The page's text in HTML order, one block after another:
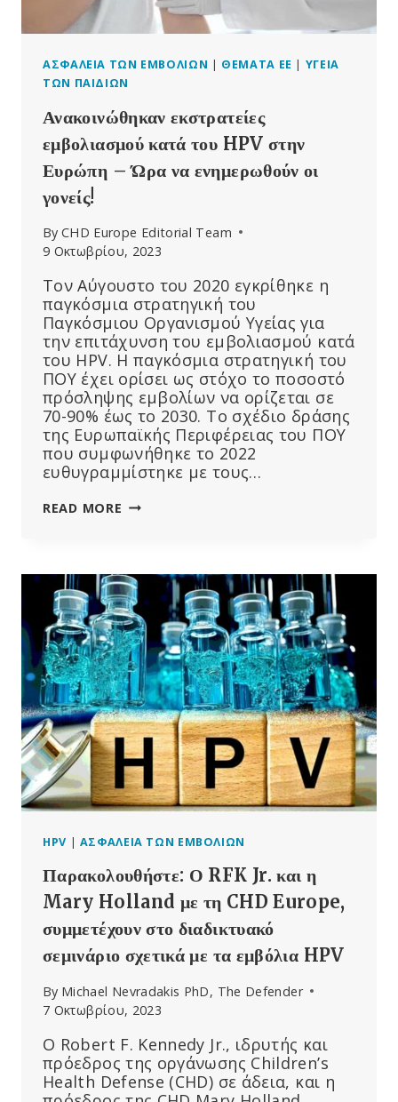
ΑΛΛΆ
ΜΈΣΑ
ΜΑΖΙΚΉΣ
ΔΊΝΟΥΝ
ΠΑΡΑΠΛΑΝΗΤΙΚΉ
ΣΤΑ
ΜΕΛΈΤΗΣ
ΑΣΦΆΛΕΙΑ ΤΩΝ ΕΜΒΟΛΊΩΝ | ΘΈΜΑΤΑ ΕΕ | ΥΓΕΊΑ
ΤΩΝ ΠΑΙΔΙΏΝ
Ανακοινώθηκαν εκστρατείες
εμβολιασμού κατά του HPV στην
Ευρώπη – Ώρα να ενημερωθούν οι
γονείς!
By CHD Europe Editorial Team
9 Οκτωβρίου, 2023
Τον Αύγουστο του 2020 εγκρίθηκε η
παγκόσμια στρατηγική του
Παγκόσμιου Οργανισμού Υγείας για
την επιτάχυνση του εμβολιασμού κατά
του HPV. Η παγκόσμια στρατηγική του
ΠΟΥ έχει ορίσει ως στόχο το ποσοστό
πρόσληψης εμβολίων να ορίζεται σε
70-90% έως το 2030. Το σχέδιο δράσης
της Ευρωπαϊκής Περιφέρειας του ΠΟΥ
που συμφωνήθηκε το 2022
ευθυγραμμίστηκε με τους…
READ MORE ΑΝΑΚΟΙΝΏΘΗΚΑΝ
ΤΟΥ
HPV
ΣΤΗΝ
ΕΥΡΏΠΗ
–
ΏΡΑ
ΝΑ
ΕΝΗΜΕΡΩΘΟΎΝ
ΟΙ
ΓΟΝΕΊΣ!
HPV | ΑΣΦΆΛΕΙΑ ΤΩΝ ΕΜΒΟΛΊΩΝ
Παρακολουθήστε: Ο RFK Jr. και η
Mary Holland με τη CHD Europe,
συμμετέχουν στο διαδικτυακό
σεμινάριο σχετικά με τα εμβόλια HPV
By Michael Nevradakis PhD, The Defender
7 Οκτωβρίου, 2023
Ο Robert F. Kennedy Jr., ιδρυτής και
πρόεδρος της οργάνωσης Children’s
Health Defense (CHD) σε άδεια, και η